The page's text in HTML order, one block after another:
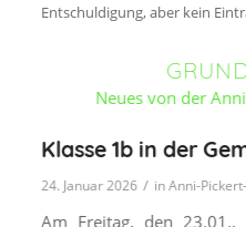
Entschuldigung, aber kein
Neues von der
Klasse 1b in der
24. Januar 2026 / inAnni-
Am Freitag, den